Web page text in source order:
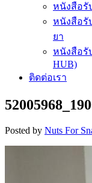
หนังสือรั
หนังสือรั
ยา
หนังสือรั
HUB)
ติดต่อเรา
Posted by Nuts For